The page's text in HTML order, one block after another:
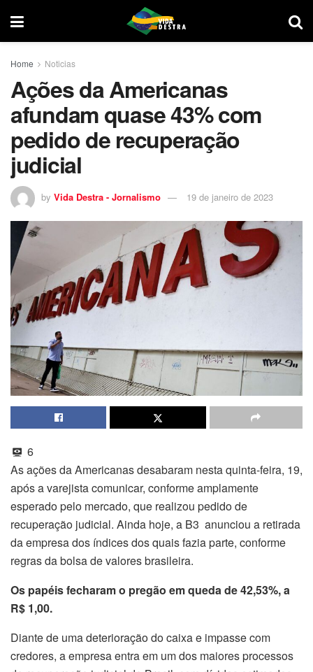
Home Noticias
Ações da Americanas
afundam quase 43% com
pedido de recuperação
judicial
by Vida Destra - Jornalismo 19 de janeiro de 2023
6
As ações da Americanas desabaram nesta quinta-feira, 19,
após a varejista comunicar, conforme amplamente
esperado pelo mercado, que realizou pedido de
recuperação judicial. Ainda hoje, a B3 anunciou a retirada
da empresa dos índices dos quais fazia parte, conforme
regras da bolsa de valores brasileira.
Os papéis fecharam o pregão em queda de 42,53%, a
R$ 1,00.
Diante de uma deterioração do caixa e impasse com
credores, a empresa entra em um dos maiores processos